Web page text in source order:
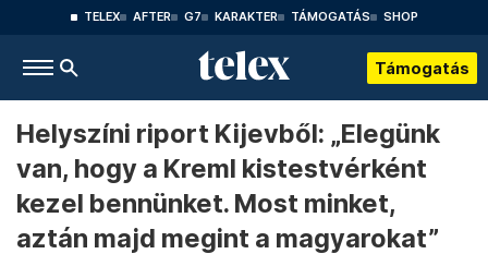
TELEX AFTER G7 KARAKTER TÁMOGATÁS SHOP
Támogatás
Helyszíni riport Kijevből: „Elegünk
van, hogy a Kreml kistestvérként
kezel bennünket. Most minket,
aztán majd megint a magyarokat”